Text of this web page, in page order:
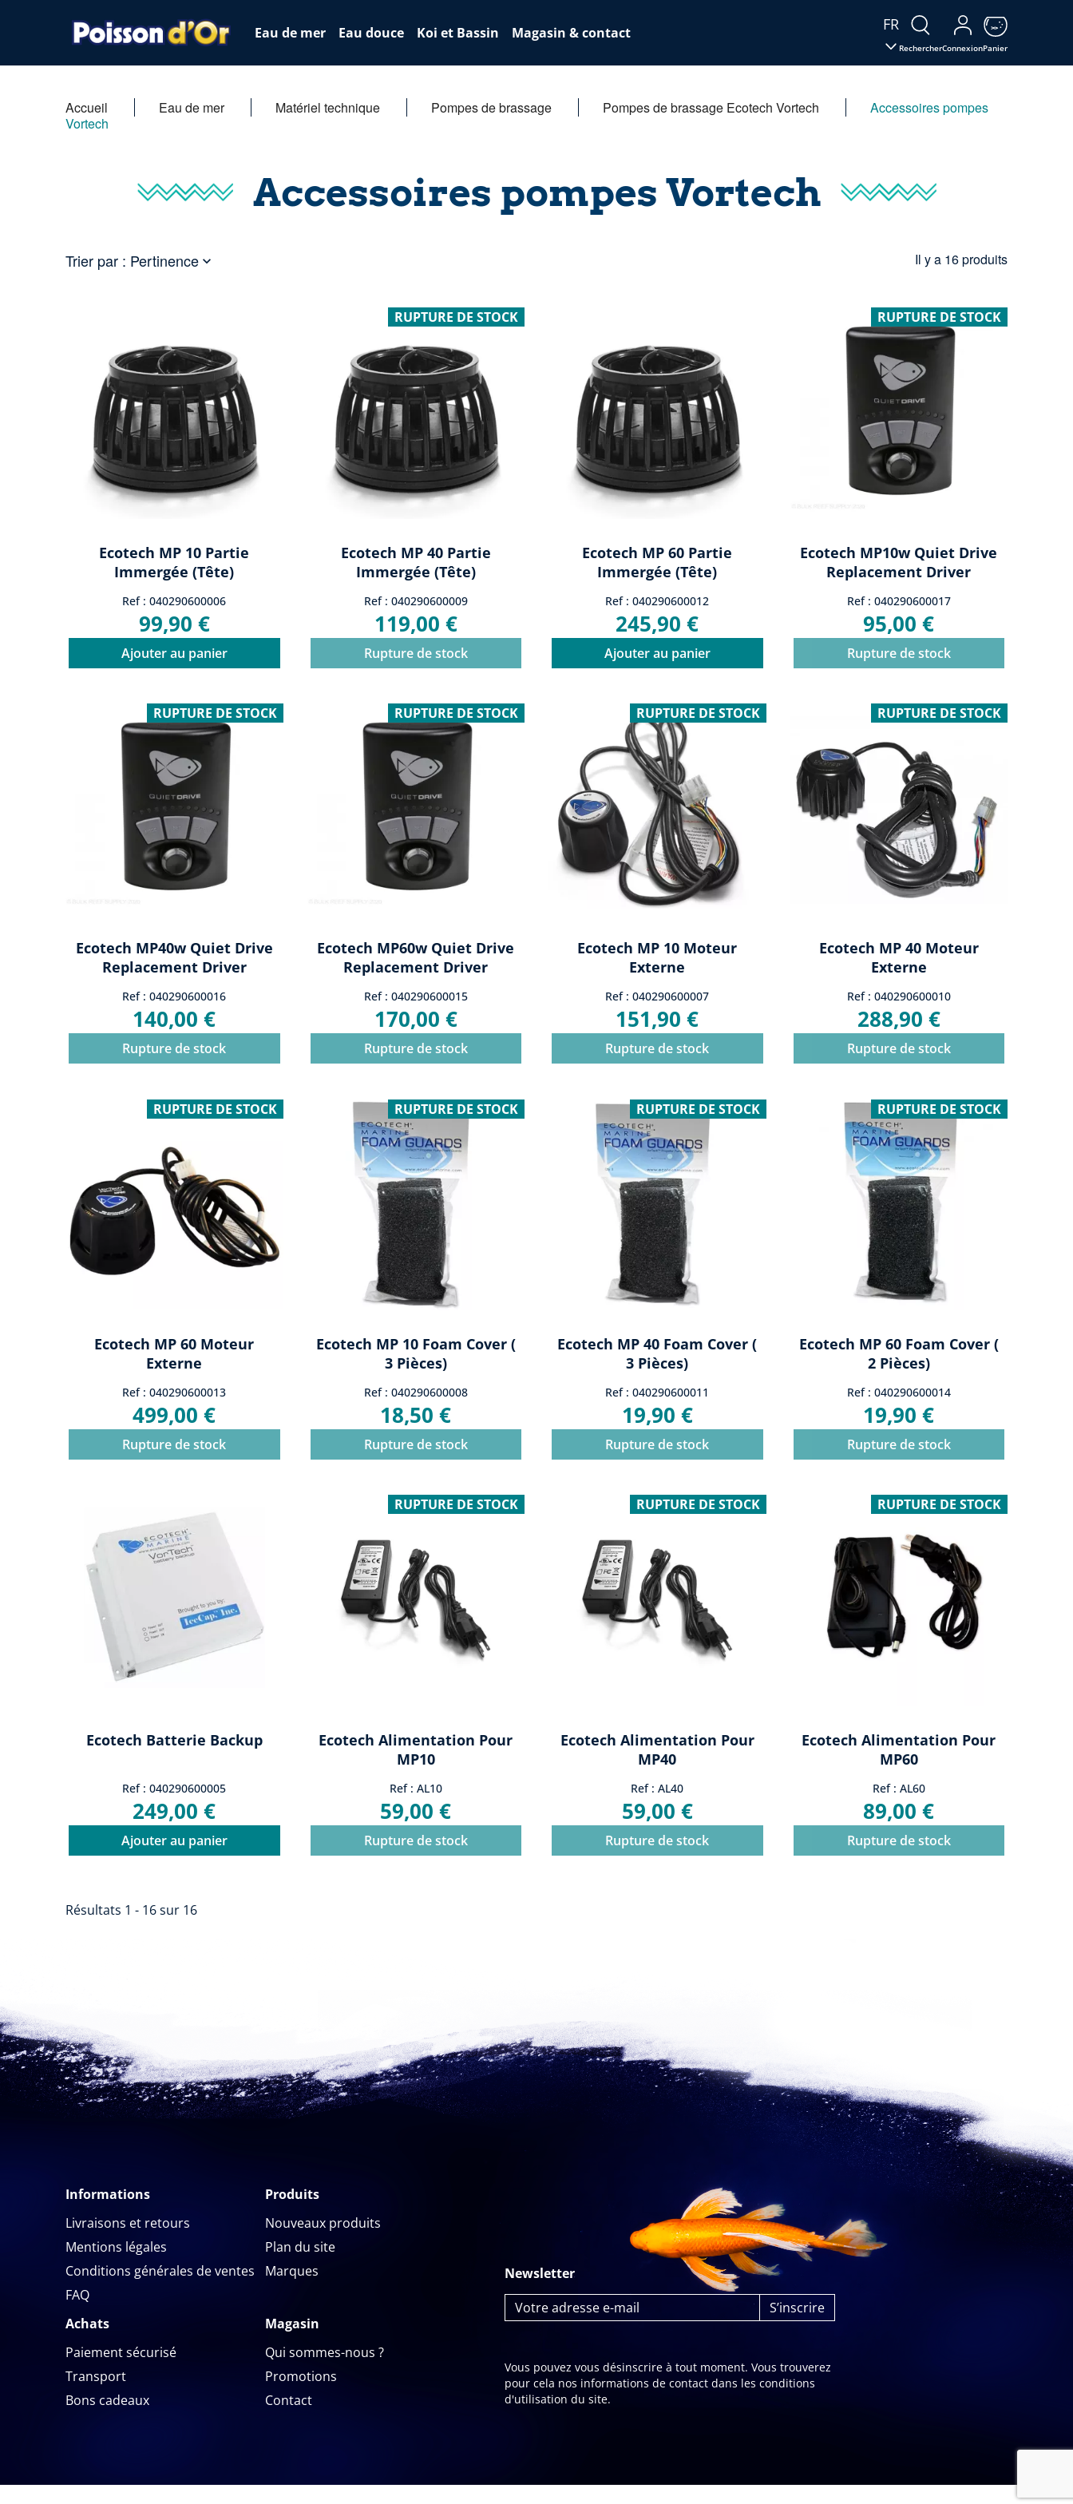
Eau de mer Eau douce Koi et Bassin Magasin & contact FR
RechercherConnexionPanier
Accueil Eau de mer Matériel technique Pompes de brassage Pompes de brassage Ecotech Vortech
Accessoires pompes
Vortech
Accessoires pompes Vortech
Trier par : Pertinence  Il y a 16 produits
Ecotech MP 10 Partie
Immergée (tête)
Ref : 040290600006
99,90 €
Ajouter au panier
Ecotech MP 40 Partie
Immergée (tête)
Ref : 040290600009
119,00 €
Rupture de stock
RUPTURE DE STOCK
Ecotech MP 60 Partie
Immergée (tête)
Ref : 040290600012
245,90 €
Ajouter au panier
Ecotech MP10w Quiet Drive
Replacement Driver
Ref : 040290600017
95,00 €
Rupture de stock
RUPTURE DE STOCK
Ecotech MP40w Quiet Drive
Replacement Driver
Ref : 040290600016
140,00 €
Rupture de stock
RUPTURE DE STOCK
Ecotech MP60w Quiet Drive
Replacement Driver
Ref : 040290600015
170,00 €
Rupture de stock
RUPTURE DE STOCK
Ecotech MP 10 Moteur
Externe
Ref : 040290600007
151,90 €
Rupture de stock
RUPTURE DE STOCK
Ecotech MP 40 Moteur
Externe
Ref : 040290600010
288,90 €
Rupture de stock
RUPTURE DE STOCK
Ecotech MP 60 Moteur
Externe
Ref : 040290600013
499,00 €
Rupture de stock
RUPTURE DE STOCK
Ecotech MP 10 Foam Cover (
3 Pièces)
Ref : 040290600008
18,50 €
Rupture de stock
RUPTURE DE STOCK
Ecotech MP 40 Foam Cover (
3 Pièces)
Ref : 040290600011
19,90 €
Rupture de stock
RUPTURE DE STOCK
Ecotech MP 60 Foam Cover (
2 Pièces)
Ref : 040290600014
19,90 €
Rupture de stock
RUPTURE DE STOCK
Ecotech Batterie Backup
Ref : 040290600005
249,00 €
Ajouter au panier
Ecotech Alimentation Pour
MP10
Ref : AL10
59,00 €
Rupture de stock
RUPTURE DE STOCK
Ecotech Alimentation Pour
MP40
Ref : AL40
59,00 €
Rupture de stock
RUPTURE DE STOCK
Ecotech Alimentation Pour
MP60
Ref : AL60
89,00 €
Rupture de stock
RUPTURE DE STOCK
Résultats 1 - 16 sur 16
Informations
Livraisons et retours
Mentions légales
Conditions générales de ventes
FAQ
Produits
Nouveaux produits
Plan du site
Marques
Achats
Paiement sécurisé
Transport
Bons cadeaux
Magasin
Qui sommes-nous ?
Promotions
Contact
Newsletter
Vous pouvez vous désinscrire à tout moment. Vous trouverez
pour cela nos informations de contact dans les conditions
d'utilisation du site.